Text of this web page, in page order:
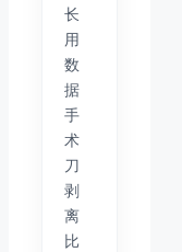
长
用
数
据
手
术
刀
剥
离
比